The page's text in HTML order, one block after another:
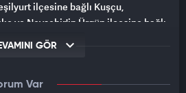
ilçesine bağlı Kuşçu,
ve Nevşehir'in Ürgüp ilçesine bağlı
yurdun çeşitli bölgelerinden 362
GÖR
Var